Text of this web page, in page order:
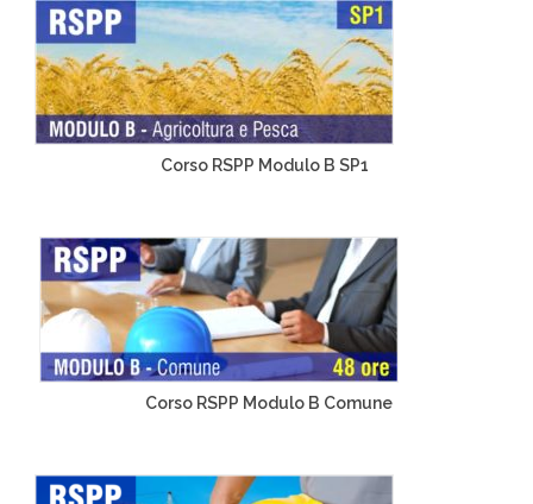
Corso RSPP Modulo B SP1
Corso RSPP Modulo B Comune